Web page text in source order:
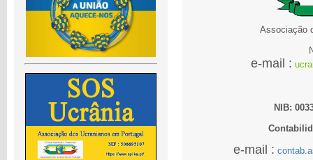
Associação
e-mail :
NIB:
e-mail :